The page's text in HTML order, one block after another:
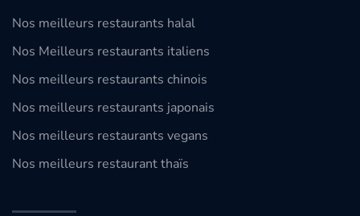
Nos meilleurs restaurants halal
Nos Meilleurs restaurants italiens
Nos meilleurs restaurants chinois
Nos meilleurs restaurants japonais
Nos meilleurs restaurants vegans
Nos meilleurs restaurant thaïs